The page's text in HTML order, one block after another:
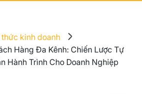
thức kinh doanh
Hàng Đa Kênh: Chiến Lược Tự
Hành Trình Cho Doanh Nghiệp